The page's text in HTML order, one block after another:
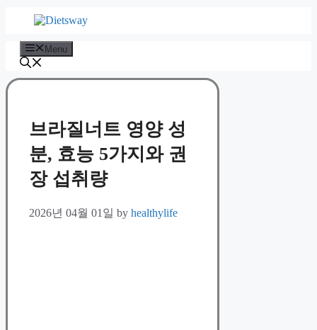
Menu
브라질너트 영양 성
분, 효능 5가지와 권
장 섭취량
2026년 04월 01일 by healthylife